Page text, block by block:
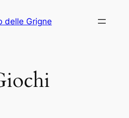
delle Grigne